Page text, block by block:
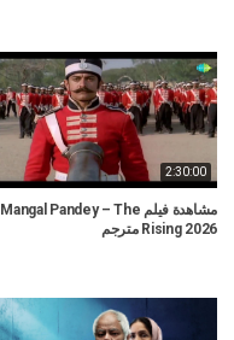
2:30:00
مشاهدة فيلم Mangal Pandey – The
Rising 2026 مترجم